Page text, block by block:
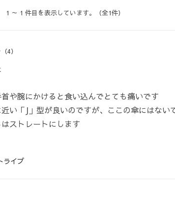
1 ～ 1 件目を表示しています。（全1件）
（4）
や腕にかけると食い込んでとても痛いです
い「J」型が良いのですが、ここの傘にはない
ストレートにします
ライプ